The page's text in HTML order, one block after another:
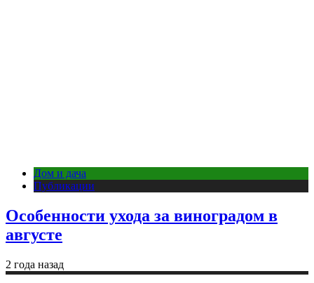
Дом и дача
Публикации
Особенности ухода за виноградом в
августе
2 года назад